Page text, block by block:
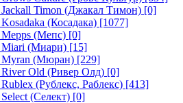
Timon (Джакал Тимон) [0]
(Косадака) [1077]
(Мепс) [0]
Miari (Миари) [15]
Myran (Мюран) [229]
Old (Ривер Олд) [0]
(Рублекс, Раблекс) [413]
(Селект) [0]